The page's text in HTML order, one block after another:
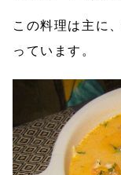
この料理は主に
っています。